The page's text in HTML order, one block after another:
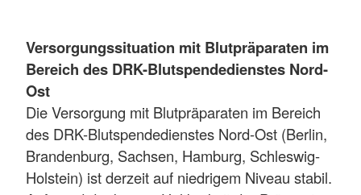
Versorgungssituation mit Blutpräparaten im
Bereich des DRK-Blutspendedienstes Nord-
Ost
Die Versorgung mit Blutpräparaten im Bereich
des DRK-Blutspendedienstes Nord-Ost (Berlin,
Brandenburg, Sachsen, Hamburg, Schleswig-
Holstein) ist derzeit auf niedrigem Niveau stabil.